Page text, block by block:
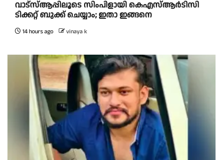
വാട്‌സ്ആപ്പിലൂടെ സിംപിളായി കെഎസ്ആര്‍ടിസി
ടിക്കറ്റ് ബുക്ക് ചെയ്യാം; ഇതാ ഇങ്ങനെ
14 hours ago vinaya k